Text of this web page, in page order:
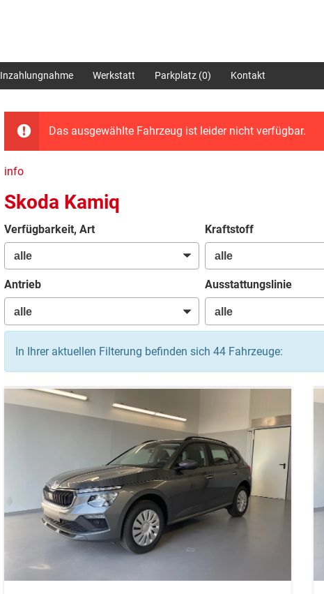
Inzahlungnahme Werkstatt Parkplatz (0) Kontakt
Das ausgewählte Fahrzeug ist leider nicht verfügbar.
info
Skoda Kamiq
Verfügbarkeit, Art Kraftstoff
Antrieb Ausstattungslinie
In Ihrer aktuellen Filterung befinden sich 44Fahrzeuge: